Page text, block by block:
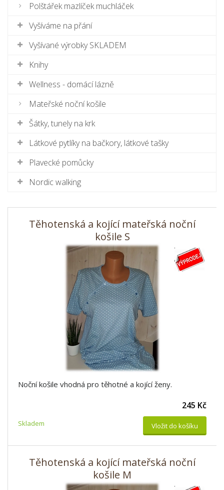
Polštářek mazlíček muchláček
Vyšíváme na přání
Vyšívané výrobky SKLADEM
Knihy
Wellness - domácí lázně
Mateřské noční košile
Šátky, tunely na krk
Látkové pytlíky na bačkory, látkové tašky
Plavecké pomůcky
Nordic walking
Těhotenská a kojící mateřská noční
košile S
Noční košile vhodná pro těhotné a kojící ženy.
Skladem
245 Kč
Vložit do košíku
Těhotenská a kojící mateřská noční
košile M